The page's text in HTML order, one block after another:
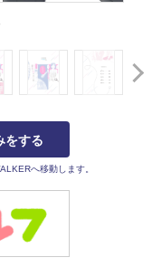
をする
へ移動します。